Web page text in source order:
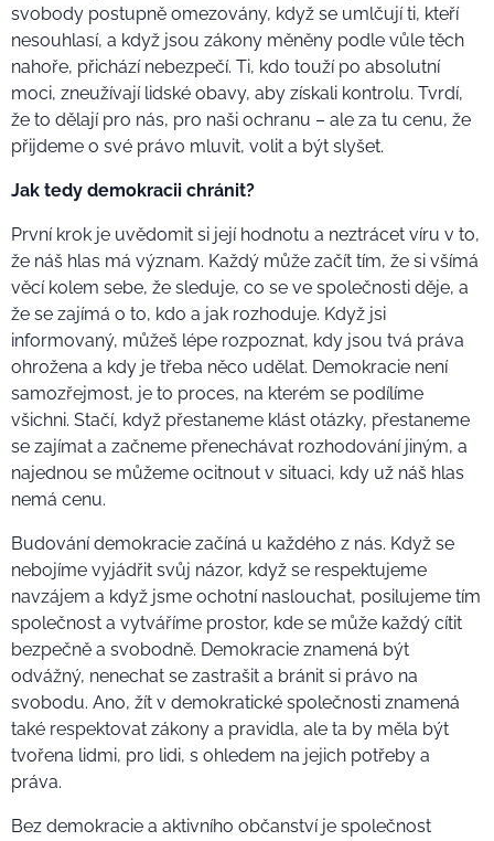
svobody postupně omezovány, když se umlčují ti, kteří
nesouhlasí, a když jsou zákony měněny podle vůle těch
nahoře, přichází nebezpečí. Ti, kdo touží po absolutní
moci, zneužívají lidské obavy, aby získali kontrolu. Tvrdí,
že to dělají pro nás, pro naši ochranu – ale za tu cenu, že
přijdeme o své právo mluvit, volit a být slyšet.
Jak tedy demokracii chránit?
První krok je uvědomit si její hodnotu a neztrácet víru v to,
že náš hlas má význam. Každý může začít tím, že si všímá
věcí kolem sebe, že sleduje, co se ve společnosti děje, a
že se zajímá o to, kdo a jak rozhoduje. Když jsi
informovaný, můžeš lépe rozpoznat, kdy jsou tvá práva
ohrožena a kdy je třeba něco udělat. Demokracie není
samozřejmost, je to proces, na kterém se podílíme
všichni. Stačí, když přestaneme klást otázky, přestaneme
se zajímat a začneme přenechávat rozhodování jiným, a
najednou se můžeme ocitnout v situaci, kdy už náš hlas
nemá cenu.
Budování demokracie začíná u každého z nás. Když se
nebojíme vyjádřit svůj názor, když se respektujeme
navzájem a když jsme ochotní naslouchat, posilujeme tím
společnost a vytváříme prostor, kde se může každý cítit
bezpečně a svobodně. Demokracie znamená být
odvážný, nenechat se zastrašit a bránit si právo na
svobodu. Ano, žít v demokratické společnosti znamená
také respektovat zákony a pravidla, ale ta by měla být
tvořena lidmi, pro lidi, s ohledem na jejich potřeby a
práva.
Bez demokracie a aktivního občanství je společnost